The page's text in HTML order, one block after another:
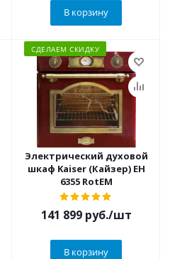
В корзину
СДЕЛАЕМ СКИДКУ
Электрический духовой
шкаф Kaiser (Кайзер) EH
6355 RotEM
141 899руб./шт
В корзину